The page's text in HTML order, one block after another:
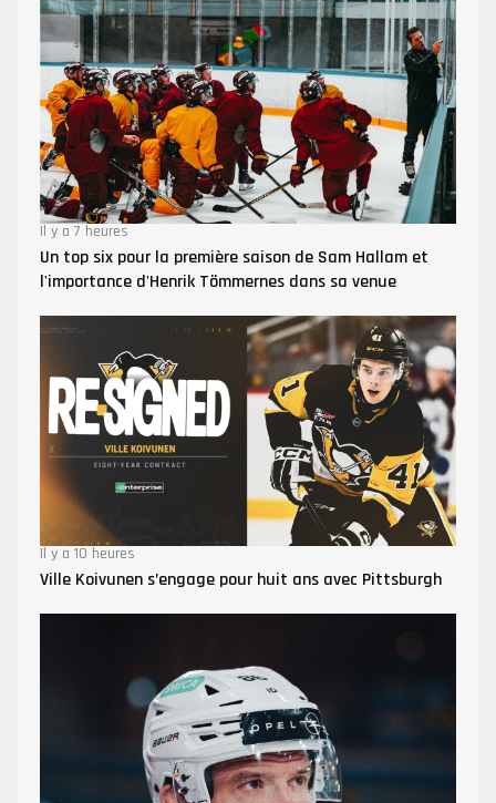
Il y a 7 heures
Un top six pour la première saison de Sam Hallam et
l'importance d'Henrik Tömmernes dans sa venue
Il y a 10 heures
Ville Koivunen s’engage pour huit ans avec Pittsburgh